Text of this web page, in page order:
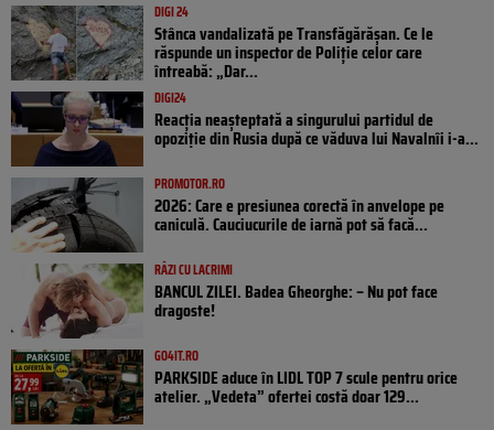
DIGI 24
Stânca vandalizată pe Transfăgărășan. Ce le
răspunde un inspector de Poliție celor care
întreabă: „Dar...
DIGI24
Reacția neașteptată a singurului partidul de
opoziţie din Rusia după ce văduva lui Navalnîi i-a...
PROMOTOR.RO
2026: Care e presiunea corectă în anvelope pe
caniculă. Cauciucurile de iarnă pot să facă...
RÂZI CU LACRIMI
BANCUL ZILEI. Badea Gheorghe: – Nu pot face
dragoste!
GO4IT.RO
PARKSIDE aduce în LIDL TOP 7 scule pentru orice
atelier. „Vedeta” ofertei costă doar 129...